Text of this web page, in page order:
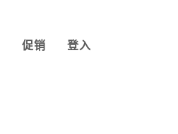
促销 登入